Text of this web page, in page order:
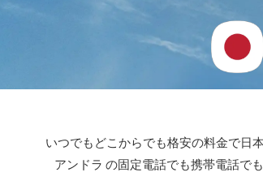
いつでもどこからでも格安の料金で日
アンドラ の固定電話でも携帯電話で